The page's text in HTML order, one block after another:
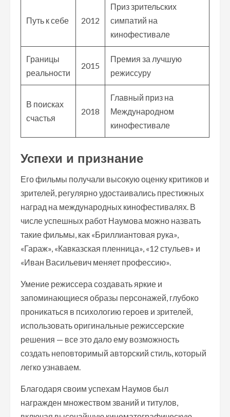
Путь к себе 2012
Приз зрительских
симпатий на
кинофестивале
Границы
реальности
2015
Премия за лучшую
режиссуру
В поисках
счастья
2018
Главный приз на
Международном
кинофестивале
Успехи и признание
Его фильмы получали высокую оценку критиков и
зрителей, регулярно удостаивались престижных
наград на международных кинофестивалях. В
числе успешных работ Наумова можно назвать
такие фильмы, как «Бриллиантовая рука»,
«Гараж», «Кавказская пленница», «12 стульев» и
«Иван Васильевич меняет профессию».
Умение режиссера создавать яркие и
запоминающиеся образы персонажей, глубоко
проникаться в психологию героев и зрителей,
использовать оригинальные режиссерские
решения — все это дало ему возможность
создать неповторимый авторский стиль, который
легко узнаваем.
Благодаря своим успехам Наумов был
награжден множеством званий и титулов,